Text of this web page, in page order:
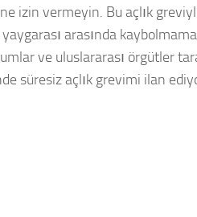
izin vermeyin. Bu açlık
arasında
ve uluslararası örgütler
süresiz açlık grevimi ilan